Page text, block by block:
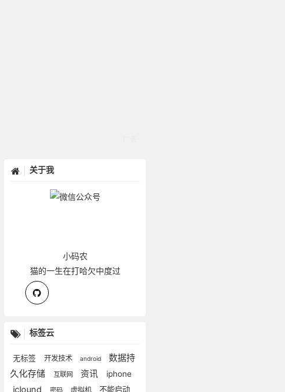
关于我
小码农
猫的一生在打哈欠中度过
标签云
无标签 开发技术 android
数据持
久化存储
互联网 资讯 iphone
iclound 密码 虚拟机 不能启动